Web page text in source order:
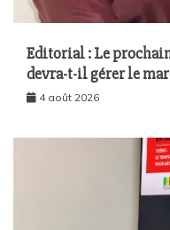
Editorial : Le
devra-t-il gérer le
4 août 2026